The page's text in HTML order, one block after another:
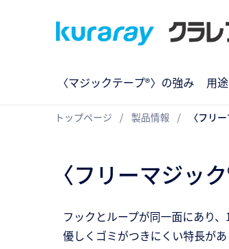
〈マジックテープ®〉の強み 用
トップページ 製品情報 〈フリ
〈フリーマジッ
フックとループが同一面にあり
優しくゴミがつきにくい特長があ